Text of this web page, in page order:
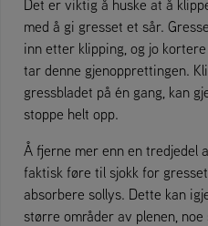
Det er viktig å huske at å
med å gi gresset et sår.
inn etter klipping, og jo
tar denne gjenopprettingen.
gressbladet på én gang, kan
stoppe helt opp.
Å fjerne mer enn en tredjedel
faktisk føre til sjokk for
absorbere sollys. Dette kan
større områder av plenen,